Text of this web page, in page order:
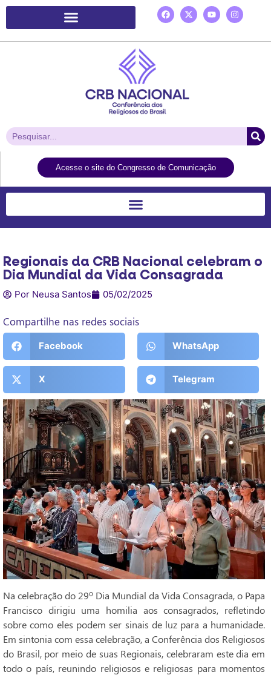
Acesse o site do Congresso de Comunicação
Regionais da CRB Nacional celebram o
Dia Mundial da Vida Consagrada
Por Neusa Santos 05/02/2025
Compartilhe nas redes sociais
Facebook WhatsApp
X Telegram
Na celebração do 29º Dia Mundial da Vida Consagrada, o Papa
Francisco dirigiu uma homilia aos consagrados, refletindo
sobre como eles podem ser sinais de luz para a humanidade.
Em sintonia com essa celebração, a Conferência dos Religiosos
do Brasil, por meio de suas Regionais, celebraram este dia em
todo o país, reunindo religiosos e religiosas para momentos